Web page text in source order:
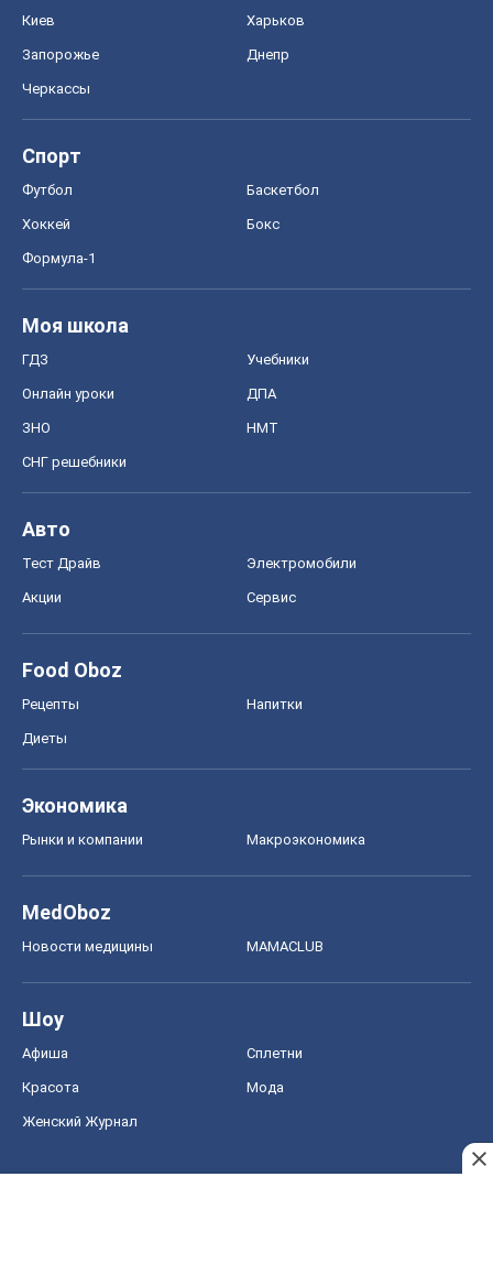
Киев Харьков
Запорожье Днепр
Черкассы
Спорт
Футбол Баскетбол
Хоккей Бокс
Формула-1
Моя школа
ГДЗ Учебники
Онлайн уроки ДПА
ЗНО НМТ
СНГ решебники
Авто
Тест Драйв Электромобили
Акции Сервис
Food Oboz
Рецепты Напитки
Диеты
Экономика
Рынки и компании Mакроэкономика
MedOboz
Новости медицины MAMACLUB
Шоу
Афиша Сплетни
Красота Мода
Женский Журнал